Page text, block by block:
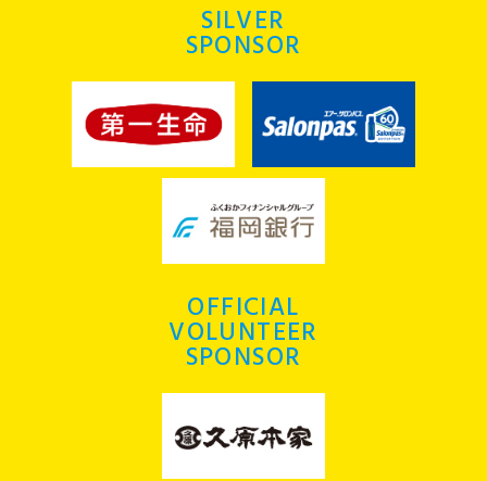
SILVER
SPONSOR
OFFICIAL
VOLUNTEER
SPONSOR